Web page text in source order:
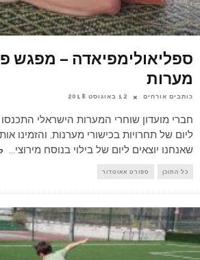
ספליאולימפיאדה – מפגש
מערות
כותבים אורחים 12 באוגוסט 2018
חברי מועדון שוחרי המערות הישראלי
ליום של תחרויות בכישורי מערנות, והזמינו
שאנחנו יוצאים ליום של בילוי בנוסח מירוצי...
כל התוכן ספורט אאוטדור